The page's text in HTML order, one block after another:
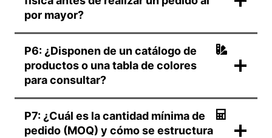
por mayor?
P6: ¿Disponen de un catálogo de
productos o una tabla de colores
para consultar?
P7: ¿Cuál es la cantidad mínima de
pedido (MOQ) y cómo se estructura